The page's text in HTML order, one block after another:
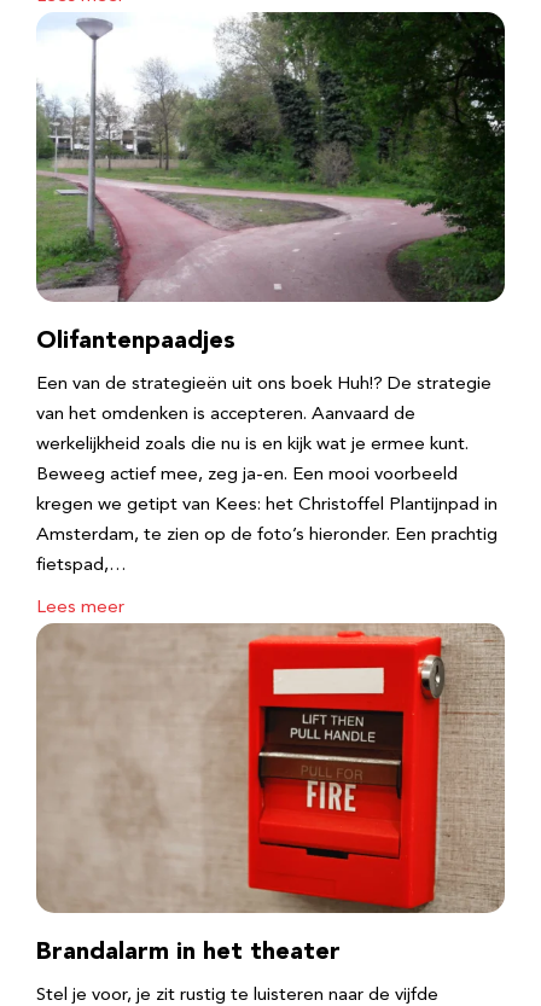
Olifantenpaadjes
Een van de strategieën uit ons boek Huh!? De strategie
van het omdenken is accepteren. Aanvaard de
werkelijkheid zoals die nu is en kijk wat je ermee kunt.
Beweeg actief mee, zeg ja-en. Een mooi voorbeeld
kregen we getipt van Kees: het Christoffel Plantijnpad in
Amsterdam, te zien op de foto’s hieronder. Een prachtig
fietspad,…
Lees meer
Brandalarm in het theater
Stel je voor, je zit rustig te luisteren naar de vijfde